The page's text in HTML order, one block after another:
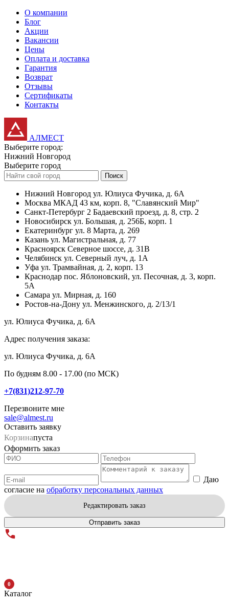
О компании
Блог
Акции
Вакансии
Цены
Оплата и доставка
Гарантия
Возврат
Отзывы
Сертификаты
Контакты
АЛМЕСТ
Выберите город:
Нижний Новгород
Выберите город
Поиск
Нижний Новгород ул. Юлиуса Фучика, д. 6А
Москва МКАД 43 км, корп. 8, "Славянский Мир"
Санкт-Петербург 2 Бадаевский проезд, д. 8, стр. 2
Новосибирск ул. Большая, д. 256Б, корп. 1
Екатеринбург ул. 8 Марта, д. 269
Казань ул. Магистральная, д. 77
Красноярск Северное шоссе, д. 31В
Челябинск ул. Северный луч, д. 1А
Уфа ул. Трамвайная, д. 2, корп. 13
Краснодар пос. Яблоновский, ул. Песочная, д. 3, корп.
5А
Самара ул. Мирная, д. 160
Ростов-на-Дону ул. Менжинского, д. 2/13/1
ул. Юлиуса Фучика, д. 6А
Адрес получения заказа:
ул. Юлиуса Фучика, д. 6А
По будням 8.00 - 17.00 (по МСК)
+7(831)212-97-70
Перезвоните мне
sale@almest.ru
Оставить заявку
Корзинапуста
Оформить заказ
Даю
согласие на обработку персональных данных
Редактировать заказ
Отправить заказ
0
Каталог